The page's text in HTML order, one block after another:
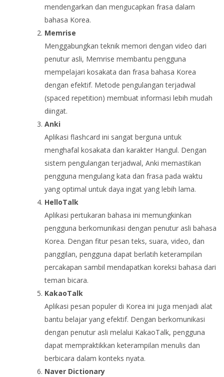
mendengarkan dan mengucapkan frasa dalam
bahasa Korea.
Memrise
Menggabungkan teknik memori dengan video dari
penutur asli, Memrise membantu pengguna
mempelajari kosakata dan frasa bahasa Korea
dengan efektif. Metode pengulangan terjadwal
(spaced repetition) membuat informasi lebih mudah
diingat.
Anki
Aplikasi flashcard ini sangat berguna untuk
menghafal kosakata dan karakter Hangul. Dengan
sistem pengulangan terjadwal, Anki memastikan
pengguna mengulang kata dan frasa pada waktu
yang optimal untuk daya ingat yang lebih lama.
HelloTalk
Aplikasi pertukaran bahasa ini memungkinkan
pengguna berkomunikasi dengan penutur asli bahasa
Korea. Dengan fitur pesan teks, suara, video, dan
panggilan, pengguna dapat berlatih keterampilan
percakapan sambil mendapatkan koreksi bahasa dari
teman bicara.
KakaoTalk
Aplikasi pesan populer di Korea ini juga menjadi alat
bantu belajar yang efektif. Dengan berkomunikasi
dengan penutur asli melalui KakaoTalk, pengguna
dapat mempraktikkan keterampilan menulis dan
berbicara dalam konteks nyata.
Naver Dictionary